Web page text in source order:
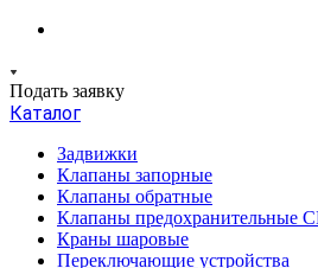
Подать заявку
Каталог
Задвижки
Клапаны запорные
Клапаны обратные
Клапаны предохранительные
Краны шаровые
Переключающие устройства